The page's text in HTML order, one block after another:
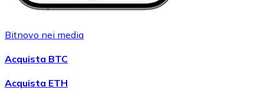
Bitnovo nei media
Acquista BTC
Acquista ETH